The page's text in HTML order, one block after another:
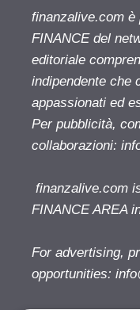
finanzalive.com è
FINANCE del
editoriale
indipendente che
appassionati ed
Per pubblicità,
collaborazioni:
finanzalive.com
FINANCE AREA
For advertising,
opportunities: